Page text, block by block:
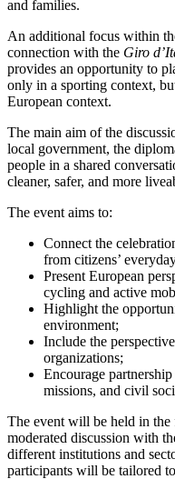
and families.
An additional focus within
connection with the Giro
provides an opportunity to
only in a sporting context,
European context.
The main aim of the
local government, the
people in a shared
cleaner, safer, and more
The event aims to:
Connect the
from citizens’
Present European
cycling and active
Highlight the
environment;
Include the
organizations;
Encourage
missions, and civil
The event will be held in
moderated discussion with
different institutions and
participants will be tailored